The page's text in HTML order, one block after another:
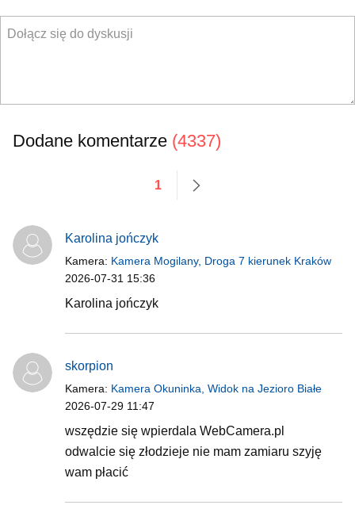
Dodane komentarze (4337)
1
Karolina jończyk
Kamera: Kamera Mogilany, Droga 7 kierunek Kraków
2026-07-31 15:36
Karolina jończyk
skorpion
Kamera: Kamera Okuninka, Widok na Jezioro Białe
2026-07-29 11:47
wszędzie się wpierdala WebCamera.pl
odwalcie się złodzieje nie mam zamiaru szyję
wam płacić